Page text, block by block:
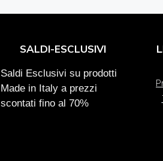
SALDI-ESCLUSIVI
Saldi Esclusivi su prodotti
Made in Italy a prezzi
scontati fino al 70%